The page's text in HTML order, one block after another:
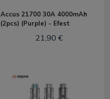
Accus 21700 30A 4000mAh
(2pcs) (Purple) - Efest
21,90 €